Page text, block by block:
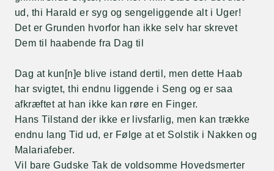
ud, thi Harald er syg og sengeliggende alt i Uger!
Det er Grunden hvorfor han ikke selv har skrevet
Dem til haabende fra Dag til
Dag at kun[n]e blive istand dertil, men dette Haab
har svigtet, thi endnu liggende i Seng og er saa
afkræftet at han ikke kan røre en Finger.
Hans Tilstand der ikke er livsfarlig, men kan trække
endnu lang Tid ud, er Følge at et Solstik i Nakken og
Malariafeber.
Vil bare Gudske Tak de voldsomme Hovedsmerter